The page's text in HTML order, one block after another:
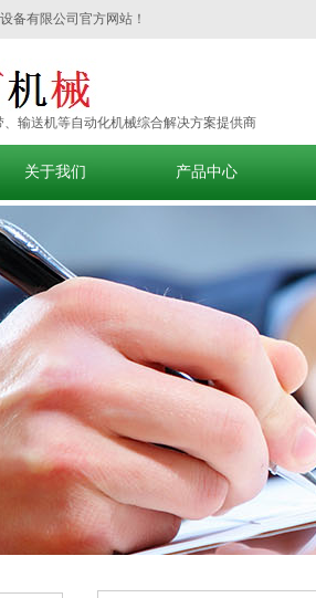
备有限公司官方网站！
、输送机等自动化机械综合解决方案提供商
关于我们 产品中心